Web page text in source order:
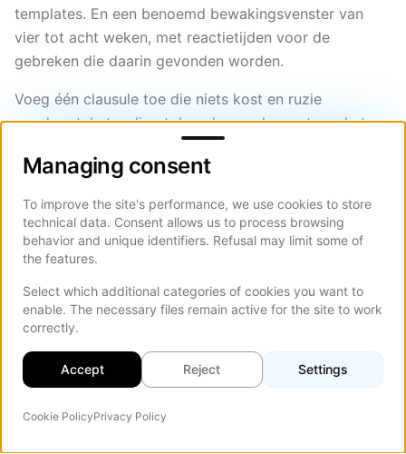
templates. En een benoemd bewakingsvenster van
vier tot acht weken, met reactietijden voor de
gebreken die daarin gevonden worden.
Voeg één clausule toe die niets kost en ruzie
voorkomt: het redirectplan, de crawlexports en het
overgedragen. Dat zijn jouw documenten. Het
Checklist website migratie
Dit is de korte versie van alles hierboven, in de
volgorde waarin het werk gebeurt. Neem hem over in
datum.
Managing consent
Managing consent
To improve the site's performance, we use cookies to store
technical data. Consent allows us to process browsing
behavior and unique identifiers. Refusal may limit some of
the features.
Select which additional categories of cookies you want to
enable. The necessary files remain active for the site to work
correctly.
Accept Reject Settings
Cookie PolicyPrivacy Policy